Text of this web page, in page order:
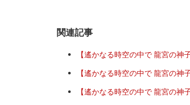
関連記事
【遙かなる時空の中で 龍宮の
【遙かなる時空の中で 龍宮の
【遙かなる時空の中で 龍宮の